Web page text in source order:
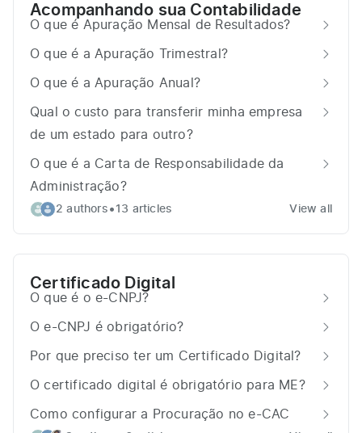
Acompanhando sua Contabilidade
O que é Apuração Mensal de Resultados?
O que é a Apuração Trimestral?
O que é a Apuração Anual?
Qual o custo para transferir minha empresa
de um estado para outro?
O que é a Carta de Responsabilidade da
Administração?
2 authors •13 articles View all
Certificado Digital
O que é o e-CNPJ?
O e-CNPJ é obrigatório?
Por que preciso ter um Certificado Digital?
O certificado digital é obrigatório para ME?
Como configurar a Procuração no e-CAC